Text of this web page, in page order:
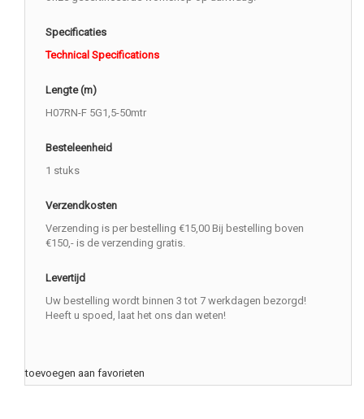
Specificaties
Technical Specifications
Lengte (m)
H07RN-F 5G1,5-50mtr
Besteleenheid
1 stuks
Verzendkosten
Verzending is per bestelling €15,00 Bij bestelling boven
€150,- is de verzending gratis.
Levertijd
Uw bestelling wordt binnen 3 tot 7 werkdagen bezorgd!
Heeft u spoed, laat het ons dan weten!
toevoegen aan favorieten